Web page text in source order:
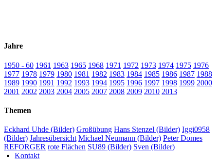
Jahre
1950 - 60 1961 1963 1965 1968 1971 1972 1973 1974 1975 1976
1977 1978 1979 1980 1981 1982 1983 1984 1985 1986 1987 1988
1989 1990 1991 1992 1993 1994 1995 1996 1997 1998 1999 2000
2001 2002 2003 2004 2005 2007 2008 2009 2010 2013
Themen
Eckhard Uhde (Bilder) Großübung Hans Stenzel (Bilder) Iggi0958
(Bilder) Jahresübersicht Michael Neumann (Bilder) Peter Domes
REFORGER rote Flächen SU89 (Bilder) Sven (Bilder)
Kontakt